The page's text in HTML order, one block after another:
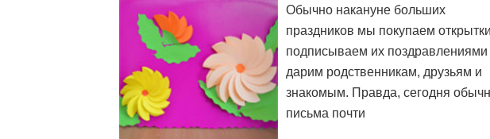
Обычно накануне больших
праздников мы покупаем
подписываем их поздравлениями
дарим родственникам, друзьям и
знакомым. Правда, сегодня
письма почти